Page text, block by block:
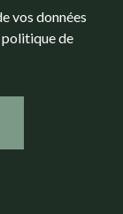
vos données
politique de